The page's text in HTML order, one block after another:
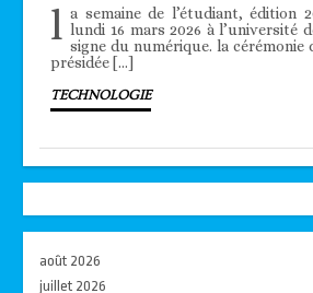
l a semaine de l’étudiant, édition
lundi 16 mars 2026 à l’université
signe du numérique. la cérémonie
présidée […]
TECHNOLOGIE
août 2026
juillet 2026